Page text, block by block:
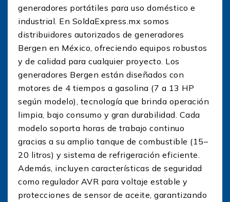
generadores portátiles para uso doméstico e
industrial. En SoldaExpress.mx somos
distribuidores autorizados de generadores
Bergen en México, ofreciendo equipos robustos
y de calidad para cualquier proyecto. Los
generadores Bergen están diseñados con
motores de 4 tiempos a gasolina (7 a 13 HP
según modelo), tecnología que brinda operación
limpia, bajo consumo y gran durabilidad. Cada
modelo soporta horas de trabajo continuo
gracias a su amplio tanque de combustible (15–
20 litros) y sistema de refrigeración eficiente.
Además, incluyen características de seguridad
como regulador AVR para voltaje estable y
protecciones de sensor de aceite, garantizando